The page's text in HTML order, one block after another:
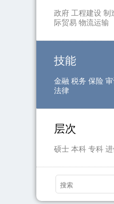
政府 工程建设 制
际贸易 物流运输
技能
金融 税务 保险
法律
层次
硕士 本科 专科 进